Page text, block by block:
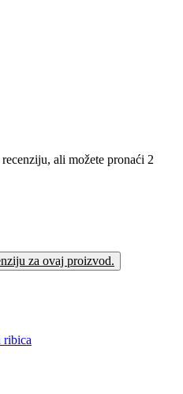
ali možete pronaći 2
za ovaj proizvod.
ribica